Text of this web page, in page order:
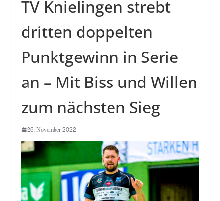
TV Knielingen strebt
dritten doppelten
Punktgewinn in Serie
an – Mit Biss und Willen
zum nächsten Sieg
26. November 2022